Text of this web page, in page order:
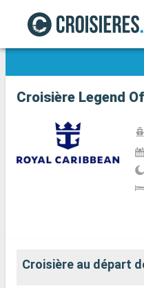
Voir les 103 autres photos
Croisière Legend
Croisière au départ